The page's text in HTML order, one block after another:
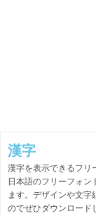
漢字
漢字を表示できるフリ
日本語のフリーフォ
ます。デザインや文字
のでぜひダウンロード